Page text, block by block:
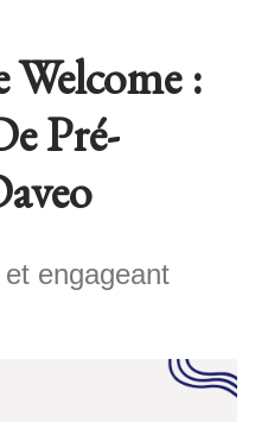
:
Pré-
engageant